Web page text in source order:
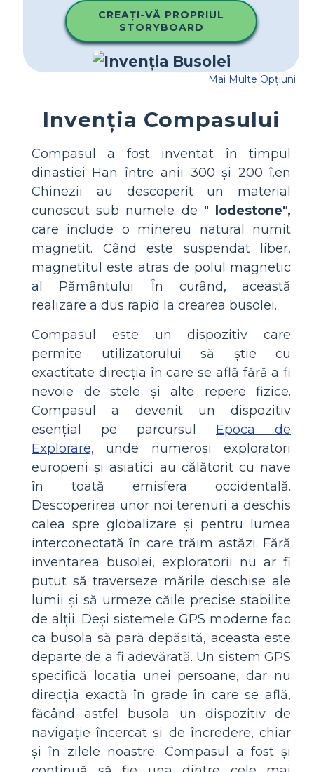
CREAȚI-VĂ PROPRIUL
STORYBOARD
Mai Multe Opțiuni
Invenția Compasului
Compasul a fost inventat în timpul
dinastiei Han între anii 300 și 200 î.en
Chinezii au descoperit un material
cunoscut sub numele de "
lodestone",
care include o minereu natural numit
magnetit. Când este suspendat liber,
magnetitul este atras de polul magnetic
al Pământului. În curând, această
realizare a dus rapid la crearea busolei.
Compasul este un dispozitiv care
permite utilizatorului să știe cu
exactitate direcția în care se află fără a fi
nevoie de stele și alte repere fizice.
Compasul a devenit un dispozitiv
esențial pe parcursul Epoca de
Explorare, unde numeroși exploratori
europeni și asiatici au călătorit cu nave
în toată emisfera occidentală.
Descoperirea unor noi terenuri a deschis
calea spre globalizare și pentru lumea
interconectată în care trăim astăzi. Fără
inventarea busolei, exploratorii nu ar fi
putut să traverseze mările deschise ale
lumii și să urmeze căile precise stabilite
de alții. Deși sistemele GPS moderne fac
ca busola să pară depășită, aceasta este
departe de a fi adevărată. Un sistem GPS
specifică locația unei persoane, dar nu
direcția exactă în grade în care se află,
făcând astfel busola un dispozitiv de
navigație încercat și de încredere, chiar
și în zilele noastre. Compasul a fost și